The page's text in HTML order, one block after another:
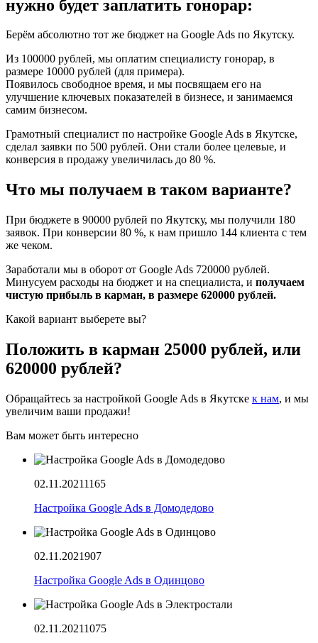
нужно будет заплатить гонорар:
Берём абсолютно тот же бюджет на Google Ads по Якутску.
Из 100000 рублей, мы оплатим специалисту гонорар, в
размере 10000 рублей (для примера).
Появилось свободное время, и мы посвящаем его на
улучшение ключевых показателей в бизнесе, и занимаемся
самим бизнесом.
Грамотный специалист по настройке Google Ads в Якутске,
сделал заявки по 500 рублей. Они стали более целевые, и
конверсия в продажу увеличилась до 80 %.
Что мы получаем в таком варианте?
При бюджете в 90000 рублей по Якутску, мы получили 180
заявок. При конверсии 80 %, к нам пришло 144 клиента с тем
же чеком.
Заработали мы в оборот от Google Ads 720000 рублей.
Минусуем расходы на бюджет и на специалиста, и получаем
чистую прибыль в карман, в размере 620000 рублей.
Какой вариант выберете вы?
Положить в карман 25000 рублей, или
620000 рублей?
Обращайтесь за настройкой Google Ads в Якутске к нам, и мы
увеличим ваши продажи!
Вам может быть интересно
02.11.20211165
Настройка Google Ads в Домодедово
02.11.2021907
Настройка Google Ads в Одинцово
02.11.20211075